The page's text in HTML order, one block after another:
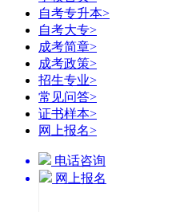
自考专升本>
自考大专>
成考简章>
成考政策>
招生专业>
常见问答>
证书样本>
网上报名>
电话咨询
网上报名